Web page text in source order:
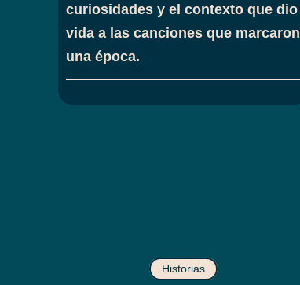
curiosidades y el contexto que dio
vida a las canciones que marcaron
una época.
Historias